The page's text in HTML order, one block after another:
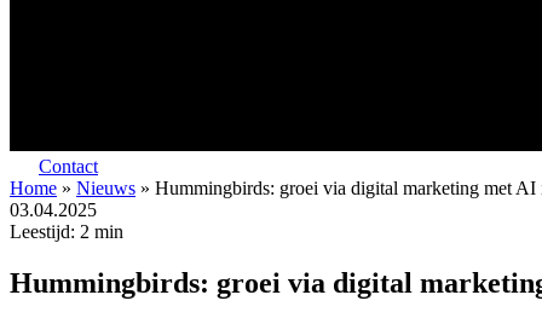
Contact
Home » Nieuws » Hummingbirds: groei via digital marketing met
03.04.2025
Leestijd: 2 min
Hummingbirds: groei via digital